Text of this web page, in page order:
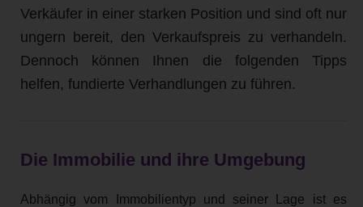
Verkäufer in einer starken Position und sind oft nur
ungern bereit, den Verkaufspreis zu verhandeln.
Dennoch können Ihnen die folgenden Tipps
helfen, fundierte Verhandlungen zu führen.
Die Immobilie und ihre Umgebung
Abhängig vom Immobilientyp und seiner Lage ist es